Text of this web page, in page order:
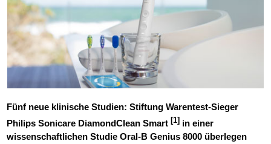
Fünf neue klinische Studien: Stiftung Warentest-Sieger
Philips Sonicare DiamondClean Smart[1] in einer
wissenschaftlichen Studie Oral-B Genius 8000 überlegen